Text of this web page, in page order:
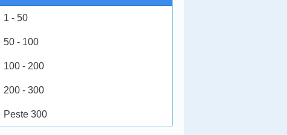
1 - 50
50 - 100
100 - 200
200 - 300
Peste 300